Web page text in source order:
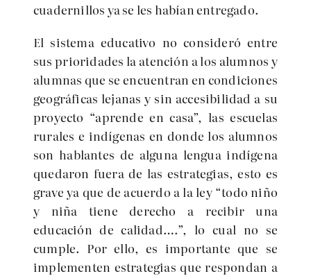
cuadernillos ya se les habían entregado.
El sistema educativo no consideró entre
sus prioridades la atención a los alumnos y
alumnas que se encuentran en condiciones
geográficas lejanas y sin accesibilidad a su
proyecto “aprende en casa”, las escuelas
rurales e indígenas en donde los alumnos
son hablantes de alguna lengua indígena
quedaron fuera de las estrategias, esto es
grave ya que de acuerdo a la ley “todo niño
y niña tiene derecho a recibir una
educación de calidad….”, lo cual no se
cumple. Por ello, es importante que se
implementen estrategias que respondan a